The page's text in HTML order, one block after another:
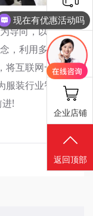
导向，以满足
，利用多年积
将互联网+、智
装行业智能制
!
抖音号
报修工单
企业店铺
返回顶部
可以介绍下你们的产品么
现在有优惠活动吗